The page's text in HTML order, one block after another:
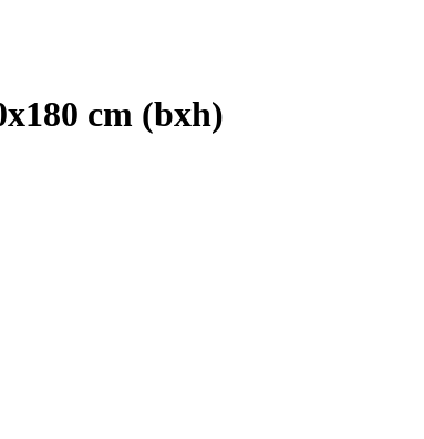
cm (bxh)